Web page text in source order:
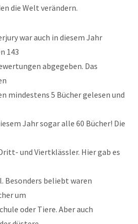
die Welt verändern.
war auch in diesem Jahr
143
abgegeben. Das
mindestens 5 Bücher gelesen und
Jahr sogar alle 60 Bücher! Die
und Viertklässler. Hier gab es
Besonders beliebt waren
um
oder Tiere. Aber auch